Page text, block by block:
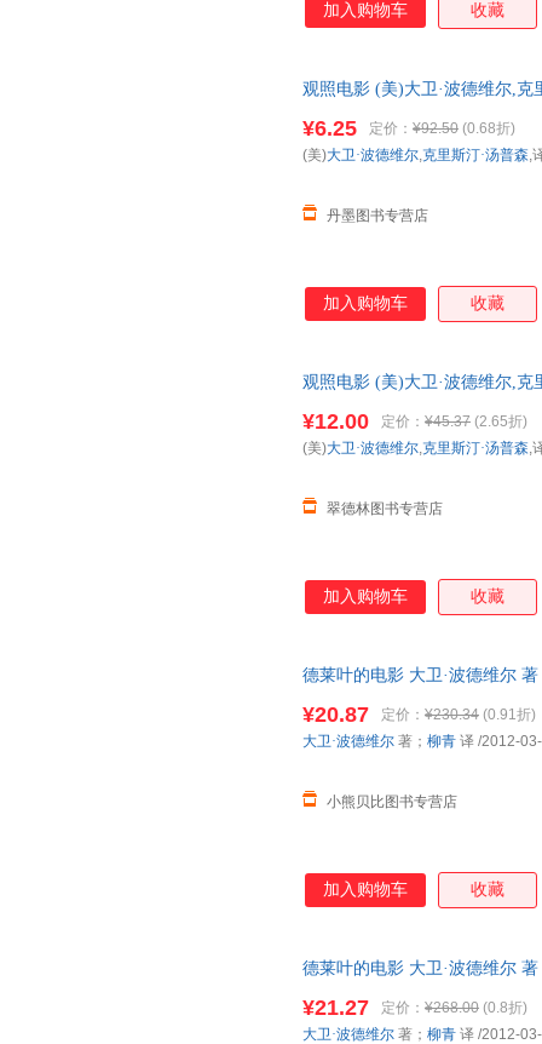
加入购物车 收藏
观照电影 (美)大卫·波德维尔,克
¥6.25 定价： ¥92.50 (0.68折)
丹墨图书专营店
(美)大卫·波德维尔,克里斯汀·汤普森,
加入购物车 收藏
观照电影 (美)大卫·波德维尔,克
¥12.00 定价： ¥45.37 (2.65折)
翠德林图书专营店
(美)大卫·波德维尔,克里斯汀·汤普森,
加入购物车 收藏
德莱叶的电影 大卫·波德维尔
¥20.87 定价： ¥230.34 (0.91折)
小熊贝比图书专营店
大卫·波德维尔 著； 柳青 译 /2012-
加入购物车 收藏
德莱叶的电影 大卫·波德维尔
¥21.27 定价： ¥268.00 (0.8折)
大卫·波德维尔 著； 柳青 译 /2012-